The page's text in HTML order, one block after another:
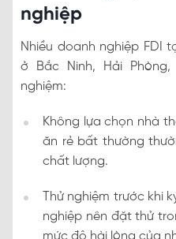
nghiệp
Nhiều doanh nghiệp FDI
ở Bắc Ninh, Hải
nghiệm:
Không lựa chọn nhà
ăn rẻ bất thường
chất lượng.
Thử nghiệm trước khi
nghiệp nên đặt thử
mức độ hài lòng của